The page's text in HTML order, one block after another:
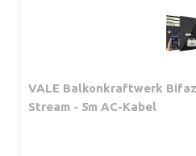
VALE Balkonkraftwerk
Stream - 5m AC-Kabel